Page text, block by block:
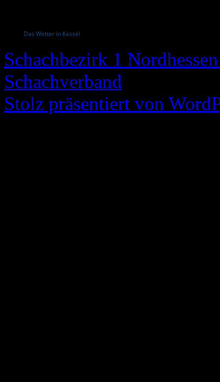
Das Wetter in Kassel
Schachbezirk 1
Schachverband
Stolz präsentiert von